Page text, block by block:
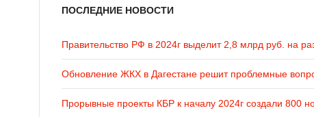
ПОСЛЕДНИЕ НОВОСТИ
Правительство РФ в 2024г выделит 2,8 млрд руб. на
Обновление ЖКХ в Дагестане решит проблемные
Прорывные проекты КБР к началу 2024г создали 800